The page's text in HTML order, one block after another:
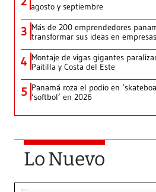
agosto y septiembre
3 Más de 200 emprendedores
transformar sus ideas en
4 Montaje de vigas gigantes
Paitilla y Costa del Este
5 Panamá roza el podio en
‘softbol’ en 2026
Lo Nuevo